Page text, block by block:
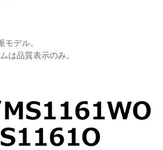
デル。
は品質表示のみ。